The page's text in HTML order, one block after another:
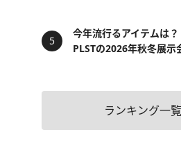
今年流行るアイテムは
PLSTの2026年秋冬展示
ランキング一